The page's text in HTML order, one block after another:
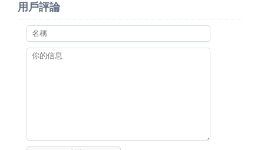
用戶評論